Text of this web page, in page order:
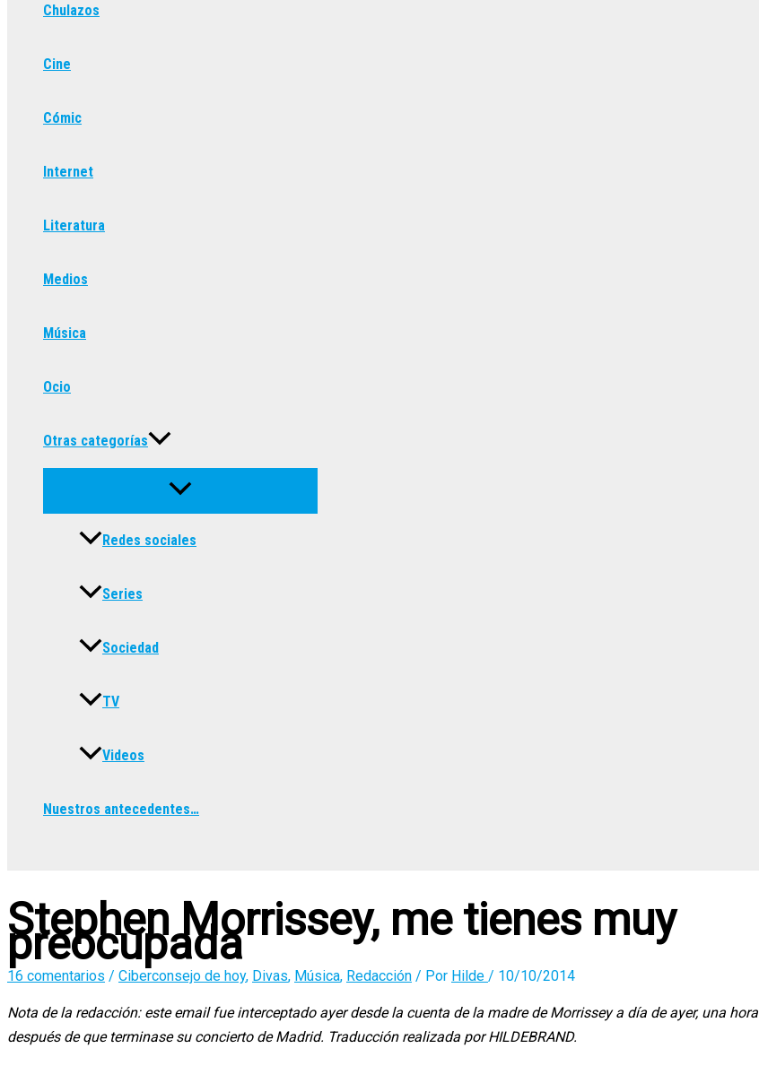
Chulazos
Cine
Cómic
Internet
Literatura
Medios
Música
Ocio
Otras categorías
Redes sociales
Series
Sociedad
TV
Videos
Nuestros antecedentes…
Stephen Morrissey, me tienes muy
preocupada
16 comentarios / Ciberconsejo de hoy, Divas, Música, Redacción / Por Hilde / 10/10/2014
Nota de la redacción: este email fue interceptado ayer desde la cuenta de la madre de Morrissey a día de ayer, una hora
después de que terminase su concierto de Madrid. Traducción realizada por HILDEBRAND.